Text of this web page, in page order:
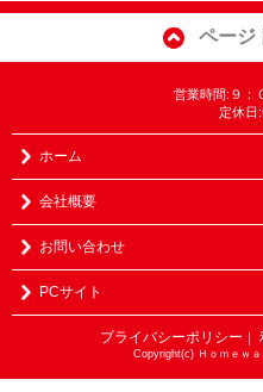
ページ
営業時間:９：
定休日
ホーム
会社概要
お問い合わせ
PCサイト
プライバシーポリシー ｜
Copyright(c) Ｈｏｍｅｗ